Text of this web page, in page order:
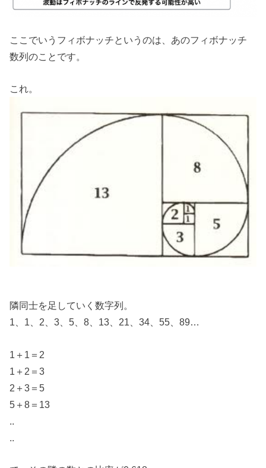
ここでいうフィボナッチというのは、あのフィボナッチ
数列のことです。
これ。
隣同士を足していく数字列。
1、1、2、3、5、8、13、21、34、55、89…
1＋1＝2
1＋2＝3
2＋3＝5
5＋8＝13